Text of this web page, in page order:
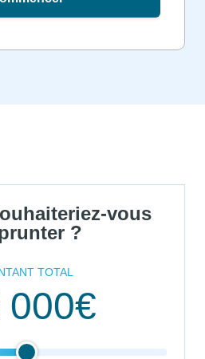
vous
?
TOTAL
000€